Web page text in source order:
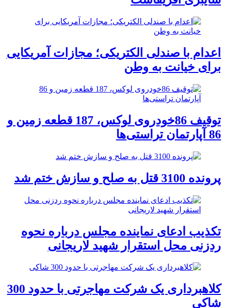
اعدام با صندلی الکتریکی؛ مجازات آمریکایی
برای خیانت به وطن
توقیف 86خودروی لوکس، 187 قطعه زمین و
86 آپارتمان تراستی‌ها
پرونده 3100 قتل به صلح و سازش ختم شد
تکذیب ادعای نماینده مجلس درباره نحوه
ردزنی محل استقرار شهید لاریجانی
کلاهبرداری یک شرکت مهاجرتی با حدود 300
شاکی